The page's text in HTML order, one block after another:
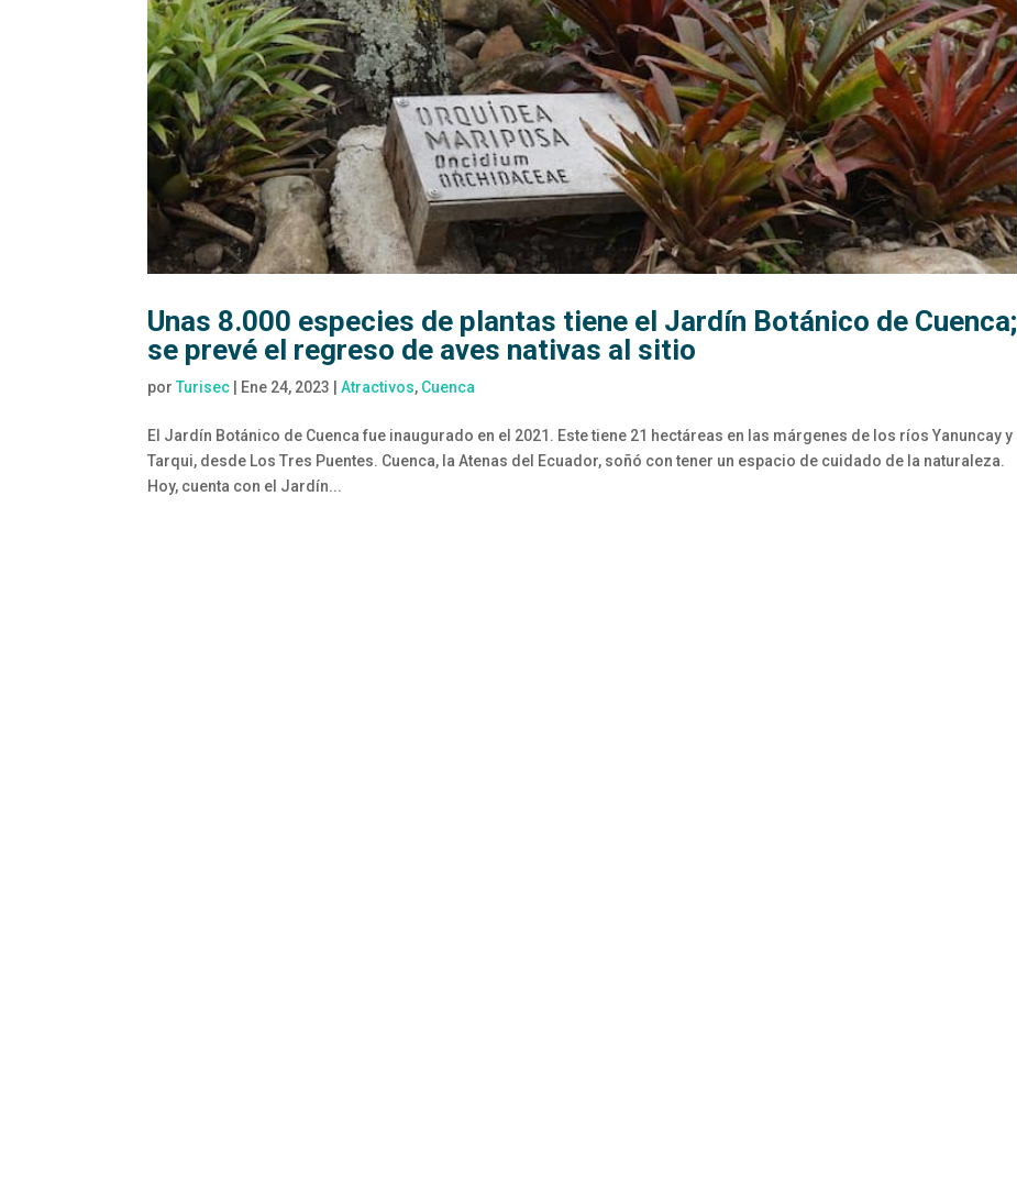
Unas 8.000 especies de plantas tiene el Jardín Botánico de Cuenca;
se prevé el regreso de aves nativas al sitio
porTurisec Ene 24, 2023 |Atractivos, Cuenca
El Jardín Botánico de Cuenca fue inaugurado en el 2021. Este tiene 21 hectáreas en las márgenes de los ríos Yanuncay y
Tarqui, desde Los Tres Puentes. Cuenca, la Atenas del Ecuador, soñó con tener un espacio de cuidado de la naturaleza.
Hoy, cuenta con el Jardín...